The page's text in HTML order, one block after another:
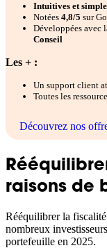
Intuitives et
Notées 4,8/5 sur
Développées avec
Conseil
Les + :
Un support client
Toutes les
Découvrez nos
raisons de
Rééquilibrer la
nombreux
portefeuille en 2025.